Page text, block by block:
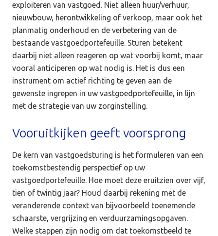
exploiteren van vastgoed. Niet alleen huur/verhuur,
nieuwbouw, herontwikkeling of verkoop, maar ook het
planmatig onderhoud en de verbetering van de
bestaande vastgoedportefeuille. Sturen betekent
daarbij niet alleen reageren op wat voorbij komt, maar
vooral anticiperen op wat nodig is. Het is dus een
instrument om actief richting te geven aan de
gewenste ingrepen in uw vastgoedportefeuille, in lijn
met de strategie van uw zorginstelling.
Vooruitkijken geeft voorsprong
De kern van vastgoedsturing is het formuleren van een
toekomstbestendig perspectief op uw
vastgoedportefeuille. Hoe moet deze eruitzien over vijf,
tien of twintig jaar? Houd daarbij rekening met de
veranderende context van bijvoorbeeld toenemende
schaarste, vergrijzing en verduurzamingsopgaven.
Welke stappen zijn nodig om dat toekomstbeeld te